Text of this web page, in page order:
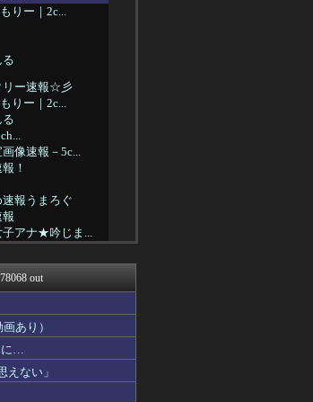
りー｜2c...
リー速報☆彡
りー｜2c...
像速報－5c...
！
報うまろぐ
子アナ★吟じま...
モザイク＠ネ...
速クオリテ...
応まとめ
out
あり）
に…
えない」